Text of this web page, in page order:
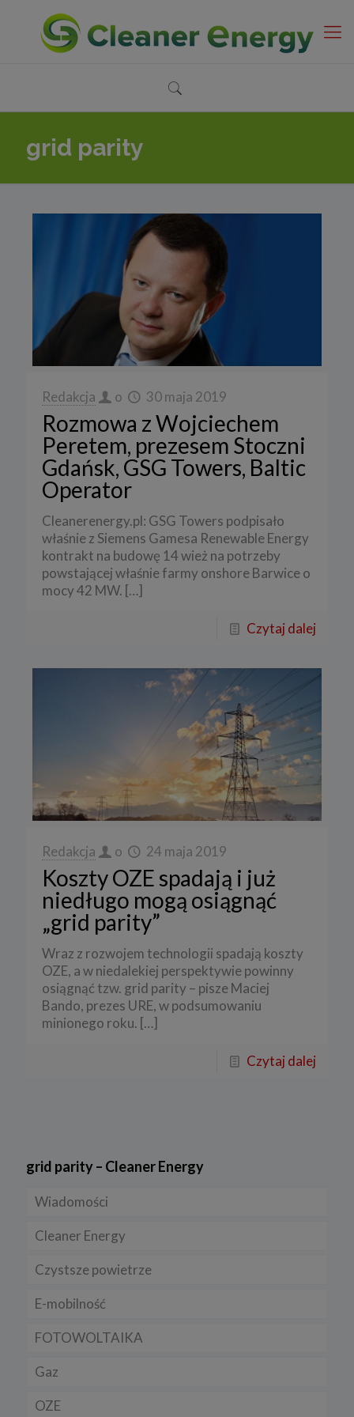
grid parity
Redakcja o 30 maja 2019
Rozmowa z Wojciechem
Peretem, prezesem Stoczni
Gdańsk, GSG Towers, Baltic
Operator
Cleanerenergy.pl: GSG Towers podpisało
właśnie z Siemens Gamesa Renewable Energy
kontrakt na budowę 14 wież na potrzeby
powstającej właśnie farmy onshore Barwice o
mocy 42 MW. […]
Czytaj dalej
Redakcja o 24 maja 2019
Koszty OZE spadają i już
niedługo mogą osiągnąć
„grid parity”
Wraz z rozwojem technologii spadają koszty
OZE, a w niedalekiej perspektywie powinny
osiągnąć tzw. grid parity – pisze Maciej
Bando, prezes URE, w podsumowaniu
minionego roku. […]
Czytaj dalej
grid parity – Cleaner Energy
Wiadomości
Firmy
Prawo
Rynek/Gospodarka
Cleaner Energy
Dla domu
Dla firmy
Dla samorządu
Czystsze powietrze
E-mobilność
E-ładowarki
Samochody elektryczne EV
Auta hybrydowe m-HEV i HEV
FOTOWOLTAIKA
Gaz
Rynek gazu
OZE